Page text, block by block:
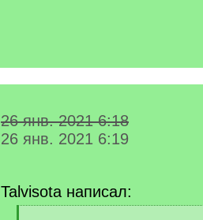
26 янв. 2021 6:18
26 янв. 2021 6:19
Talvisota написал: